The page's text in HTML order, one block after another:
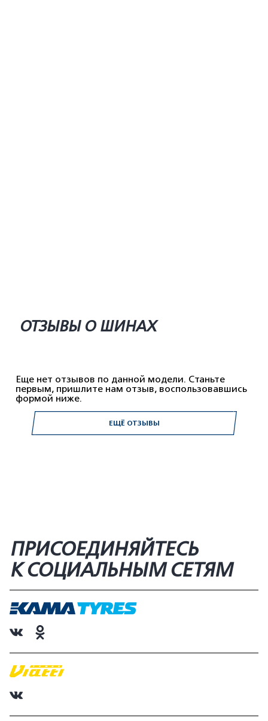
ЕЩЁ ОТЗЫВЫ
ОТЗЫВЫ О ШИНАХ
Еще нет отзывов по данной модели. Станьте
первым, пришлите нам отзыв, воспользовавшись
формой ниже.
ПРИСОЕДИНЯЙТЕСЬ
К СОЦИАЛЬНЫМ СЕТЯМ